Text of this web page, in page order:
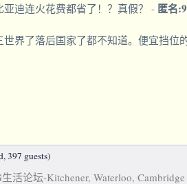
迪连火花费都省了！？真假？ - 匿名
界了落后国家了都不知道。便宜挡位
397 guests)
活论坛-Kitchener, Waterloo,